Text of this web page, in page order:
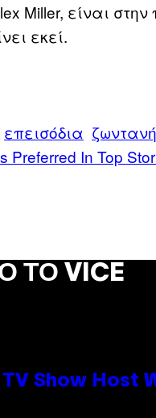
Miller, είναι
εκεί.
επεισόδια
Preferred In Top
ΤΟ VICE
Show Host